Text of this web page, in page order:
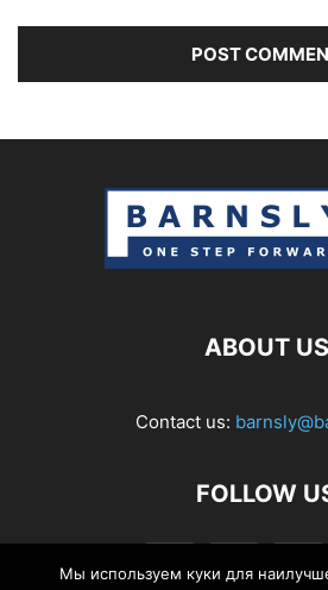
ABOUT US
Contact us:
FOLLOW
Мы используем куки для